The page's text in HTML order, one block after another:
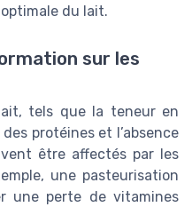
du lait.
sur les
tels que la teneur en
protéines et l’absence
être affectés par les
une pasteurisation
une perte de vitamines